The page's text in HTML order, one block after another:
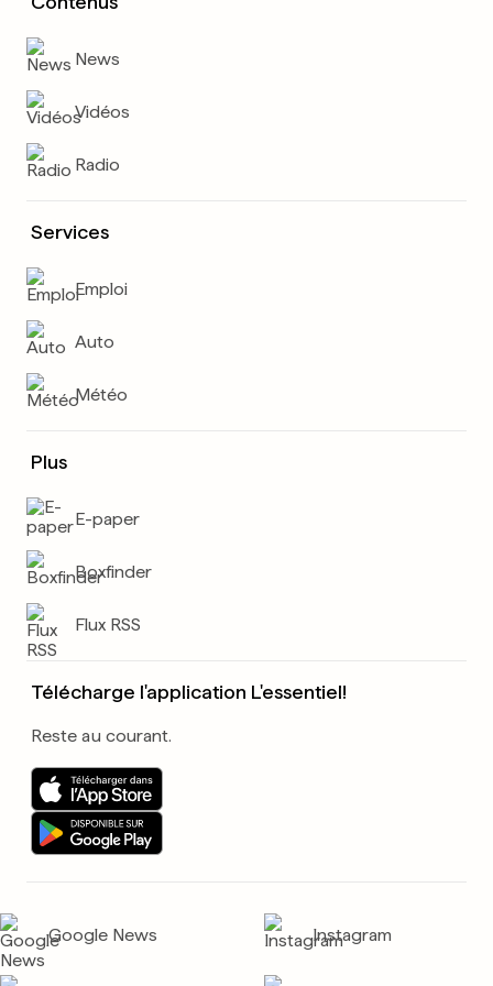
News
Vidéos
Radio
Services
Emploi
Auto
Météo
Plus
E-paper
Boxfinder
Flux RSS
Télécharge l'application L'essentiel!
Reste au courant.
Google News Instagram